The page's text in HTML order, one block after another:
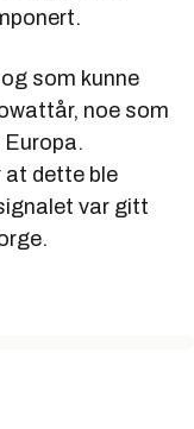
som kunne
noe som
at dette ble
var gitt